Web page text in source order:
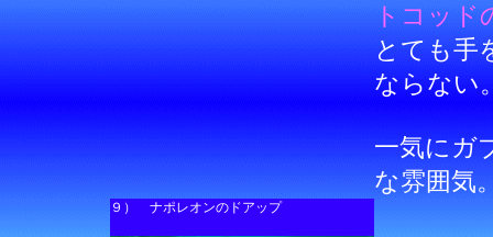
トコッド
とても手
ならない
一気にガ
な雰囲気
９） ナポレオンのドアップ